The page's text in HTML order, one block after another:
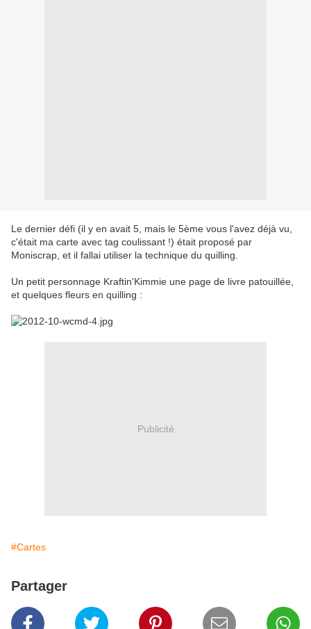
Le dernier défi (il y en avait 5, mais le 5ème vous l'avez déjà vu,
c'était ma carte avec tag coulissant !) était proposé par
Moniscrap, et il fallai utiliser la technique du quilling.
Un petit personnage Kraftin'Kimmie une page de livre patouillée,
et quelques fleurs en quilling :
Publicité
#Cartes
Partager